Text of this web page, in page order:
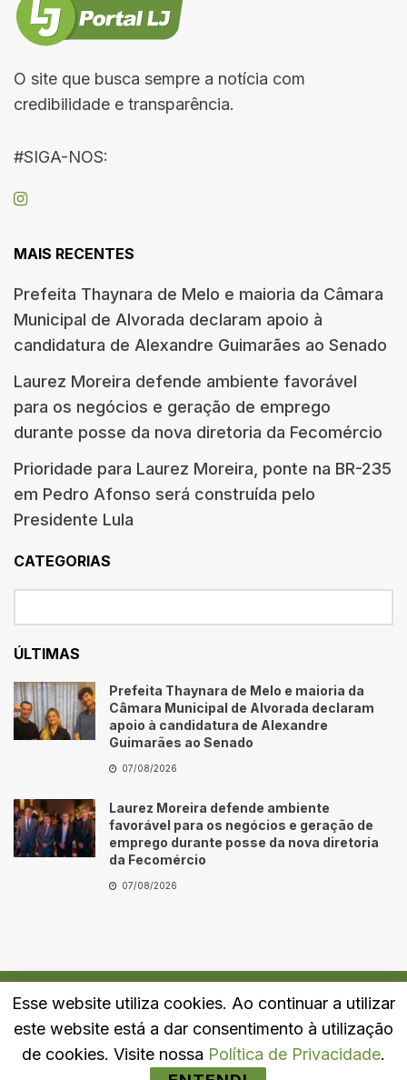
O site que busca sempre a notícia com
credibilidade e transparência.
#SIGA-NOS:
MAIS RECENTES
Prefeita Thaynara de Melo e maioria da Câmara
Municipal de Alvorada declaram apoio à
candidatura de Alexandre Guimarães ao Senado
Laurez Moreira defende ambiente favorável
para os negócios e geração de emprego
durante posse da nova diretoria da Fecomércio
Prioridade para Laurez Moreira, ponte na BR-235
em Pedro Afonso será construída pelo
Presidente Lula
CATEGORIAS
ÚLTIMAS
Prefeita Thaynara de Melo e maioria da
Câmara Municipal de Alvorada declaram
apoio à candidatura de Alexandre
Guimarães ao Senado
07/08/2026
Laurez Moreira defende ambiente
favorável para os negócios e geração de
emprego durante posse da nova diretoria
da Fecomércio
07/08/2026
Quem Somos Fale Conosco Política de Privacidade
Esse website utiliza cookies. Ao continuar a utilizar
este website está a dar consentimento à utilização
de cookies. Visite nossa Política de Privacidade.